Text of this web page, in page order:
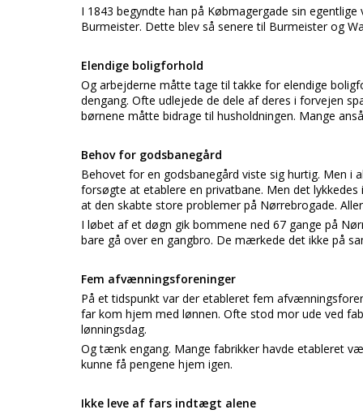
I 1843 begyndte han på Købmagergade sin
Burmeister. Dette blev så senere til Burmeister og
Elendige boligforhold
Og arbejderne måtte tage til takke for elendige
dengang. Ofte udlejede de dele af deres i forvejen
børnene måtte bidrage til husholdningen. Mange
Behov for godsbanegård
Behovet for en godsbanegård viste sig hurtig. Men
forsøgte at etablere en privatbane. Men det
at den skabte store problemer på Nørrebrogade.
I løbet af et døgn gik bommene ned 67 gange på
bare gå over en gangbro. De mærkede det ikke på
Fem afvænningsforeninger
På et tidspunkt var der etableret fem
far kom hjem med lønnen. Ofte stod mor ude ved
lønningsdag.
Og tænk engang. Mange fabrikker havde etableret
kunne få pengene hjem igen.
Ikke leve af fars indtægt alene